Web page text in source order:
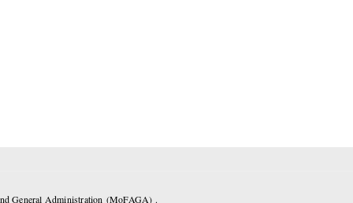
General Administration (MoFAGA) .